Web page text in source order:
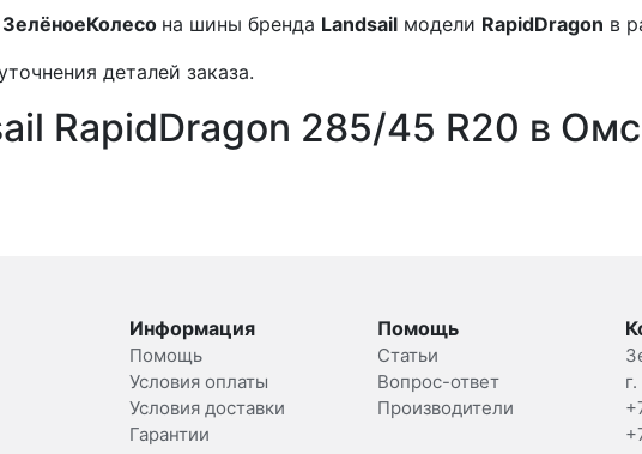
ЗелёноеКолесо на шины бренда Landsail модели RapidDragon в
деталей заказа.
RapidDragon 285/45 R20 в
Информация
Помощь
Условия оплаты
Условия доставки
Гарантии
Помощь
Статьи
Вопрос-ответ
Производители